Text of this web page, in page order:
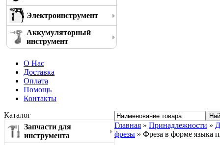
Электроинструмент
Аккумуляторный
инструмент
О Нас
Доставка
Оплата
Помощь
Контакты
Каталог
Запчасти для
инструмента
Главная » Принадлежности »
фрезы » Фреза в форме языка